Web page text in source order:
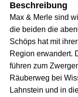
Beschreibung
Max & Merle sind
die beiden die
Schöps hat mit
Region erwandert.
führen zum
Räuberweg bei
Lahnstein und in